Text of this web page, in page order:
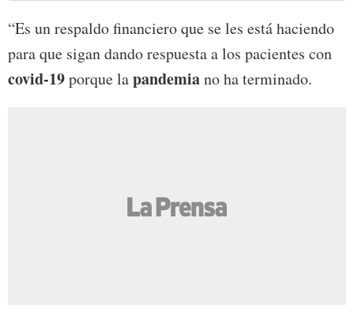
“Es un respaldo financiero que se les está haciendo
para que sigan dando respuesta a los pacientes con
covid-19porque lapandemiano ha terminado.